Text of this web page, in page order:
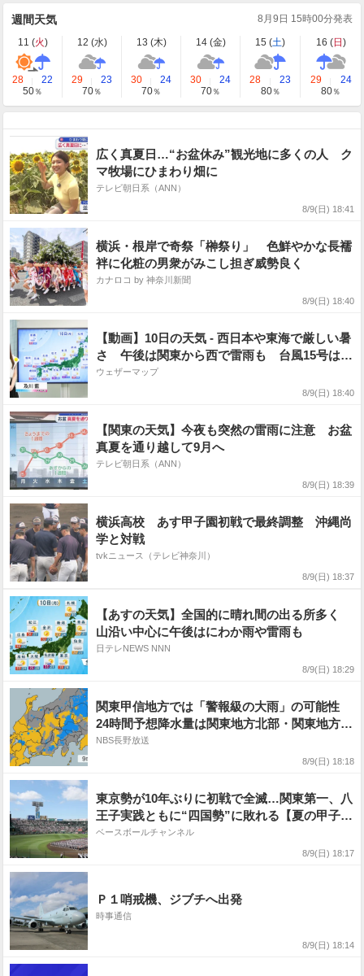
週間天気 8月9日 15時00分発表
11 (火) 12 (水) 13 (木) 14 (金) 15 (土) 16 (日 )
28
22
50％
29
23
70％
30
24
70％
30
24
70％
28
23
80％
29
24
80％
広く真夏日…“お盆休み”観光地に多くの人 ク
マ牧場にひまわり畑に
テレビ朝日系（ANN）
8/9(日) 18:41
横浜・根岸で奇祭「榊祭り」 色鮮やかな長襦
袢に化粧の男衆がみこし担ぎ威勢良く
カナロコ by 神奈川新聞
8/9(日) 18:40
【動画】10日の天気 - 西日本や東海で厳しい暑
さ 午後は関東から西で雷雨も 台風15号は東
北へ（9日19時更新）
ウェザーマップ
8/9(日) 18:40
【関東の天気】今夜も突然の雷雨に注意 お盆
真夏を通り越して9月へ
テレビ朝日系（ANN）
8/9(日) 18:39
横浜高校 あす甲子園初戦で最終調整 沖縄尚
学と対戦
tvkニュース（テレビ神奈川）
8/9(日) 18:37
【あすの天気】全国的に晴れ間の出る所多く
山沿い中心に午後はにわか雨や雷雨も
日テレNEWS NNN
8/9(日) 18:29
関東甲信地方では「警報級の大雨」の可能性
24時間予想降水量は関東地方北部・関東地方南
部・甲信地方80ミリ（9日午後6時から10日午後
NBS長野放送
8/9(日) 18:18
東京勢が10年ぶりに初戦で全滅…関東第一、八
王子実践ともに“四国勢”に敗れる【夏の甲子園
2026】
ベースボールチャンネル
8/9(日) 18:17
Ｐ１哨戒機、ジブチへ出発
時事通信
8/9(日) 18:14